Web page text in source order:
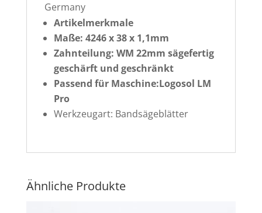
Germany
Artikelmerkmale
Maße: 4246 x 38 x 1,1mm
Zahnteilung: WM 22mm sägefertig
geschärft und geschränkt
Passend für Maschine:Logosol LM
Pro
Werkzeugart: Bandsägeblätter
Ähnliche Produkte